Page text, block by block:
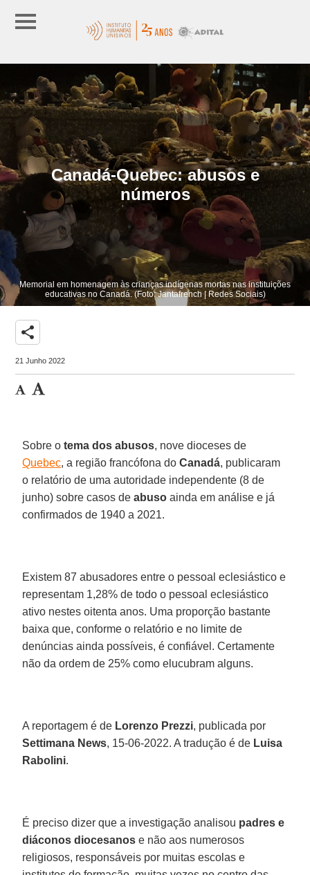
Canadá-Quebec: abusos e
números
Memorial em homenagem às crianças indígenas mortas nas instituições
educativas no Canadá. (Foto: Jantafrench | Redes Sociais)
share
21 Junho 2022
Sobre otema dos abusos, nove dioceses de
Quebec, a região francófona doCanadá, publicaram
o relatório de uma autoridade independente (8 de
junho) sobre casos deabuso ainda em análise e já
confirmados de 1940 a 2021.
Existem 87 abusadores entre o pessoal eclesiástico e
representam 1,28% de todo o pessoal eclesiástico
ativo nestes oitenta anos. Uma proporção bastante
baixa que, conforme o relatório e no limite de
denúncias ainda possíveis, é confiável. Certamente
não da ordem de 25% como elucubram alguns.
A reportagem é de Lorenzo Prezzi, publicada por
Settimana News, 15-06-2022. A tradução é de Luisa
Rabolini.
É preciso dizer que a investigação analisou padres e
diáconos diocesanos e não aos numerosos
religiosos, responsáveis por muitas escolas e